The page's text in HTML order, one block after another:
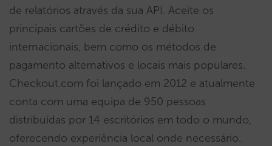
de relatórios através da sua API. Aceite os
principais cartões de crédito e débito
internacionais, bem como os métodos de
pagamento alternativos e locais mais populares.
Checkout.com foi lançado em 2012 e atualmente
conta com uma equipa de 950 pessoas
distribuídas por 14 escritórios em todo o mundo,
oferecendo experiência local onde necessário.